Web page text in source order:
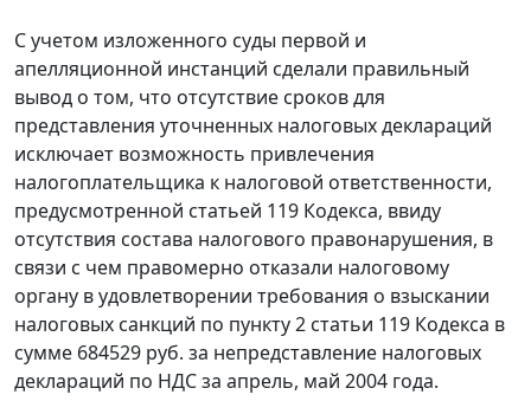
С учетом изложенного суды первой и
апелляционной инстанций сделали правильный
вывод о том, что отсутствие сроков для
представления уточненных налоговых деклараций
исключает возможность привлечения
налогоплательщика к налоговой ответственности,
предусмотренной статьей 119 Кодекса, ввиду
отсутствия состава налогового правонарушения, в
связи с чем правомерно отказали налоговому
органу в удовлетворении требования о взыскании
налоговых санкций по пункту 2 статьи 119 Кодекса в
сумме 684529 руб. за непредставление налоговых
деклараций по НДС за апрель, май 2004 года.